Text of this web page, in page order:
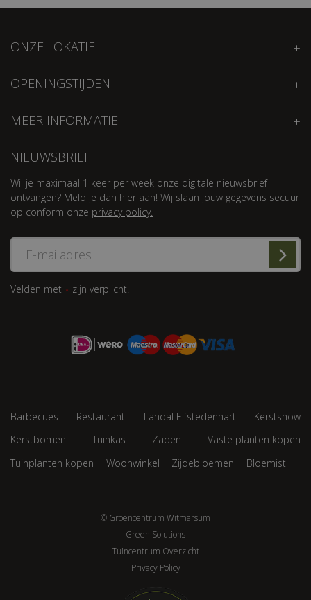
ONZE LOKATIE
OPENINGSTIJDEN
MEER INFORMATIE
NIEUWSBRIEF
Wil je maximaal 1 keer per week onze digitale nieuwsbrief
ontvangen? Meld je dan hier aan! Wij slaan jouw gegevens secuur
op conform onze privacy policy.
Velden met zijn verplicht.
Barbecues Restaurant Landal Elfstedenhart
Kerstshow
Kerstbomen
Tuinkas Zaden
Vaste planten kopen
Tuinplanten kopen
Woonwinkel Zijdebloemen Bloemist
© Groencentrum Witmarsum
Green Solutions
Tuincentrum Overzicht
Privacy Policy